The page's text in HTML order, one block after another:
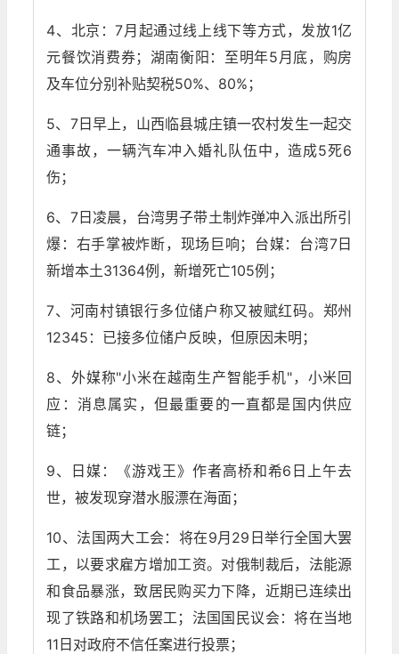
4、北京：7月起通过线上线下等方式，发放1亿
元餐饮消费券；湖南衡阳：至明年5月底，购房
及车位分别补贴契税50%、80%；
5、7日早上，山西临县城庄镇一农村发生一起交
通事故，一辆汽车冲入婚礼队伍中，造成5死6
伤；
6、7日凌晨，台湾男子带土制炸弹冲入派出所引
爆：右手掌被炸断，现场巨响；台媒：台湾7日
新增本土31364例，新增死亡105例；
7、河南村镇银行多位储户称又被赋红码。郑州
12345：已接多位储户反映，但原因未明；
8、外媒称"小米在越南生产智能手机"，小米回
应：消息属实，但最重要的一直都是国内供应
链；
9、日媒：《游戏王》作者高桥和希6日上午去
世，被发现穿潜水服漂在海面；
10、法国两大工会：将在9月29日举行全国大罢
工，以要求雇方增加工资。对俄制裁后，法能源
和食品暴涨，致居民购买力下降，近期已连续出
现了铁路和机场罢工；法国国民议会：将在当地
11日对政府不信任案进行投票；